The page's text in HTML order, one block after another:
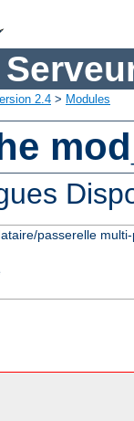
2.4 > Modules
passerelle